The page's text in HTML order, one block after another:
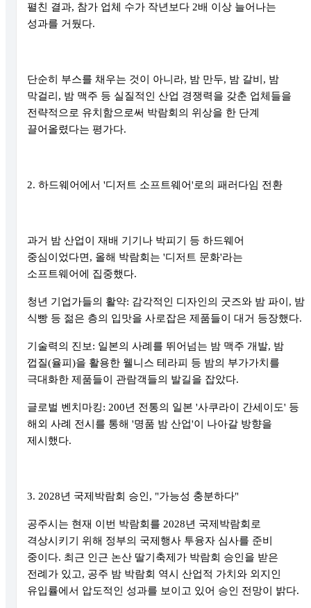
펼친 결과, 참가 업체 수가 작년보다 2배 이상 늘어나는
성과를 거뒀다.
단순히 부스를 채우는 것이 아니라, 밤 만두, 밤 갈비, 밤
막걸리, 밤 맥주 등 실질적인 산업 경쟁력을 갖춘 업체들을
전략적으로 유치함으로써 박람회의 위상을 한 단계
끌어올렸다는 평가다.
2. 하드웨어에서 '디저트 소프트웨어'로의 패러다임 전환
과거 밤 산업이 재배 기기나 박피기 등 하드웨어
중심이었다면, 올해 박람회는 '디저트 문화'라는
소프트웨어에 집중했다.
청년 기업가들의 활약: 감각적인 디자인의 굿즈와 밤 파이, 밤
식빵 등 젊은 층의 입맛을 사로잡은 제품들이 대거 등장했다.
기술력의 진보: 일본의 사례를 뛰어넘는 밤 맥주 개발, 밤
껍질(율피)을 활용한 웰니스 테라피 등 밤의 부가가치를
극대화한 제품들이 관람객들의 발길을 잡았다.
글로벌 벤치마킹: 200년 전통의 일본 '사쿠라이 간세이도' 등
해외 사례 전시를 통해 '명품 밤 산업'이 나아갈 방향을
제시했다.
3. 2028년 국제박람회 승인, "가능성 충분하다"
공주시는 현재 이번 박람회를 2028년 국제박람회로
격상시키기 위해 정부의 국제행사 투융자 심사를 준비
중이다. 최근 인근 논산 딸기축제가 박람회 승인을 받은
전례가 있고, 공주 밤 박람회 역시 산업적 가치와 외지인
유입률에서 압도적인 성과를 보이고 있어 승인 전망이 밝다.